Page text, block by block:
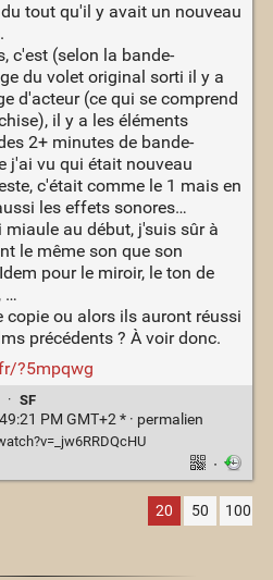
tout qu'il y avait un nouveau
c'est (selon la bande-
du volet original sorti il y a
d'acteur (ce qui se comprend
il y a les éléments
2+ minutes de bande-
j'ai vu qui était nouveau
c'était comme le 1 mais en
les effets sonores…
au début, j'suis sûr à
le même son que son
pour le miroir, le ton de
…
copie ou alors ils auront réussi
précédents ? À voir donc.
?5mpqwg
· SF
PM GMT+2 * · permalien
·
20 50 100